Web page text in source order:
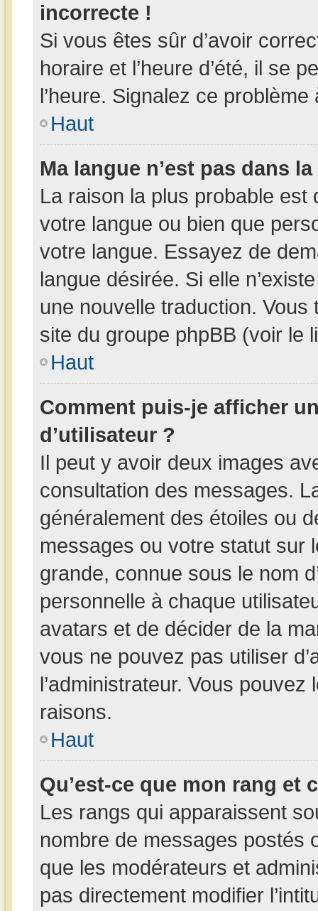
incorrecte !
Si vous êtes sûr d’avoir
horaire et l’heure d’été, il se
l’heure. Signalez ce problème
Haut
Ma langue n’est pas dans
La raison la plus probable est
votre langue ou bien que
votre langue. Essayez de
langue désirée. Si elle
une nouvelle traduction. Vous
site du groupe phpBB (voir le
Haut
Comment puis-je afficher
d’utilisateur ?
Il peut y avoir deux images
consultation des messages.
généralement des étoiles ou
messages ou votre statut sur
grande, connue sous le nom
personnelle à chaque
avatars et de décider de la
vous ne pouvez pas utiliser
l’administrateur. Vous
raisons.
Haut
Qu’est-ce que mon rang et
Les rangs qui apparaissent
nombre de messages postés
que les modérateurs et
pas directement modifier